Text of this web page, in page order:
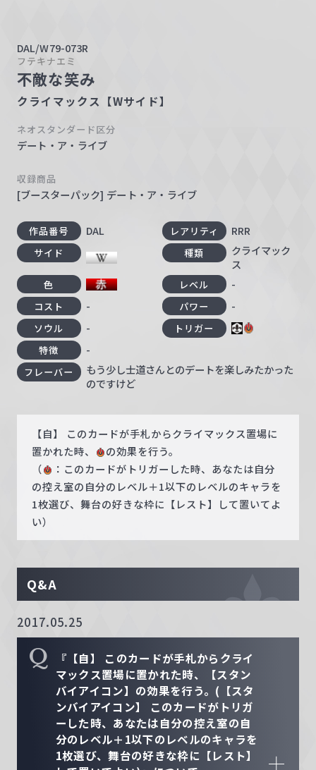
DAL/W79-073R
フテキナエミ
不敵な笑み
クライマックス【Wサイド】
ネオスタンダード区分
デート・ア・ライブ
収録商品
[ブースターパック] デート・ア・ライブ
作品番号 DAL レアリティ RRR
サイド 種類
クライマック
ス
色 レベル -
コスト - パワー -
ソウル -
トリガー
特徴
-
フレーバー
もう少し士道さんとのデートを楽しみたかった
のですけど
【自】 このカードが手札からクライマックス置場に
置かれた時、
の効果を行う。
（
：このカードがトリガーした時、あなたは自分
の控え室の自分のレベル＋1以下のレベルのキャラを
1枚選び、舞台の好きな枠に【レスト】して置いてよ
い）
Q&A
2017.05.25
Q
『【自】 このカードが手札からクライ
マックス置場に置かれた時、【スタン
バイアイコン】の効果を行う。(【スタ
ンバイアイコン】 このカードがトリガ
ーした時、あなたは自分の控え室の自
分のレベル＋1以下のレベルのキャラを
1枚選び、舞台の好きな枠に【レスト】